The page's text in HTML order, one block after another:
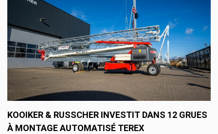
KOOIKER & RUSSCHER INVESTIT DANS 12 GRUES
À MONTAGE AUTOMATISÉ TEREX